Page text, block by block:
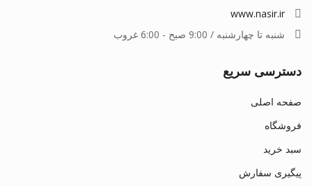
www.nasir.ir
شنبه تا چهارشنبه / 9:00 صبح - 6:00 غروب
دسترسی سریع
صفحه اصلی
فروشگاه
سبد خرید
پیگیری سفارش